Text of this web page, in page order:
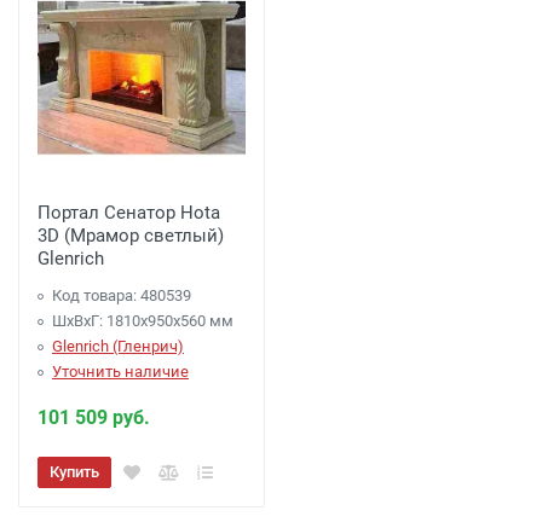
Портал Сенатор Hota
3D (Мрамор светлый)
Glenrich
Код товара: 480539
ШхВхГ: 1810х950х560 мм
Glenrich (Гленрич)
Уточнить наличие
101 509 руб.
Купить